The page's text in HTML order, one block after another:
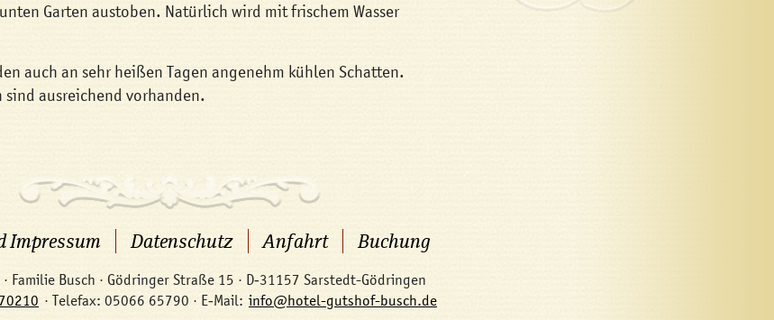
Garten austoben. Natürlich wird mit frischem Wasser
auch an sehr heißen Tagen angenehm kühlen Schatten.
sind ausreichend vorhanden.
Impressum Datenschutz Anfahrt Buchung
Familie Busch · Gödringer Straße 15 · D‑31157 Sarstedt-Gödringen
· Telefax: 05066 65790 · E‑Mail: info@hotel-gutshof-busch.de